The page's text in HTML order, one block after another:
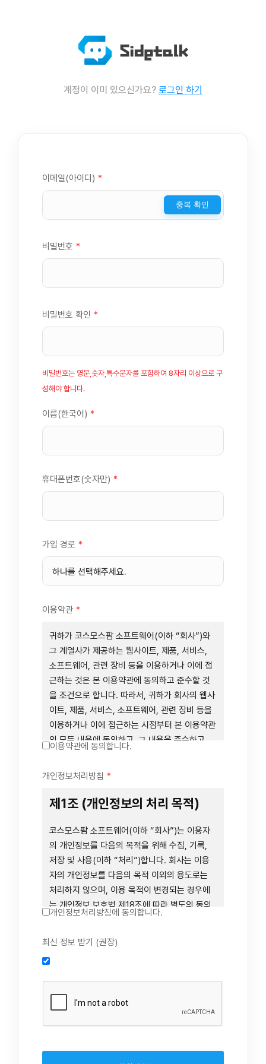
계정이 이미 있으신가요? 로그인 하기
이메일(아이디) *
중복 확인
비밀번호 *
비밀번호 확인 *
비밀번호는 영문,숫자,특수문자를 포함하여 8자리 이상으로 구
성해야 합니다.
이름(한국어) *
휴대폰번호(숫자만) *
가입 경로 *
이용약관 *
귀하가 코스모스팜 소프트웨어(이하 “회사”)와
그 계열사가 제공하는 웹사이트, 제품, 서비스,
소프트웨어, 관련 장비 등을 이용하거나 이에 접
근하는 것은 본 이용약관에 동의하고 준수할 것
을 조건으로 합니다. 따라서, 귀하가 회사의 웹사
이트, 제품, 서비스, 소프트웨어, 관련 장비 등을
이용하거나 이에 접근하는 시점부터 본 이용약관
의 모든 내용에 동의하고, 그 내용을 준수하고,
귀하가 본 이용약관에 동의하지 않을 경우에는
련 장비 등을 이용하거나 이에 접근하는 행위를
즉시 중단하여야 합니다. 그러므로, 서비스 사용
전에 본 이용약관의 내용을 주의 깊게 읽으시기
바랍니다.
제1장 총칙
제1조 (목적)
웹사이트, 관련 소프트웨어 및 장비 등을 통하여
제공하는 "사이드톡" 서비스와 관련하여 회사와
사항을 규정함을 목적으로 합니다.
이용약관에 동의합니다.
개인정보처리방침 *
제1조 (개인정보의 처리 목적)
코스모스팜 소프트웨어(이하 “회사”)는 이용자
의 개인정보를 다음의 목적을 위해 수집, 기록,
저장 및 사용(이하 “처리”)합니다. 회사는 이용
자의 개인정보를 다음의 목적 이외의 용도로는
처리하지 않으며, 이용 목적이 변경되는 경우에
는 개인정보 보호법 제18조에 따라 별도의 동의
를 받는 등 법령상 필요한 조치를 이행합니다.
인 동의 진행, 이용자 및 법정대리인의 본인 확
인, 이용자 식별, 회원탈퇴 의사의 확인
2. 약관 위반 행위 등을 포함하여 서비스의 원활
한 운영에 지장을 주는 행위에 대한 방지 및 제
재, 계정도용 방지, 약관 개정 등의 고지사항 전
달, 분쟁조정을 위한 기록 보존, 민원처리 등 이
3. 서비스 이용기록과 접속 빈도 분석, 서비스 이
개인정보처리방침에 동의합니다.
최신 정보 받기 (권장)